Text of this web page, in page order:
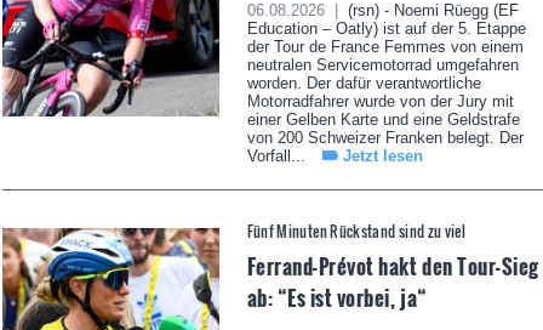
06.08.2026 |
(rsn) - Noemi Rüegg (EF
Education – Oatly) ist auf der 5. Etappe
der Tour de France Femmes von einem
neutralen Servicemotorrad umgefahren
worden. Der dafür verantwortliche
Motorradfahrer wurde von der Jury mit
einer Gelben Karte und eine Geldstrafe
von 200 Schweizer Franken belegt. Der
Vorfall...
Jetzt lesen
Fünf Minuten Rückstand sind zu viel
Ferrand-Prévot hakt den Tour-Sieg
ab: “Es ist vorbei, ja“